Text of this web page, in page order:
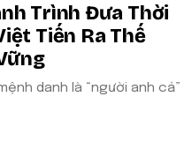
Trình Đưa Thời
Tiến Ra Thế
danh là “người anh cả”